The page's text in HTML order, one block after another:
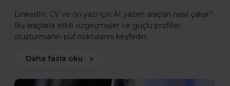
LinkedIn, CV ve ön yazı için AI yazım araçları nasıl çalışır?
Bu araçlarla etkili özgeçmişler ve güçlü profiller
oluşturmanın püf noktalarını keşfedin.
Daha fazla oku